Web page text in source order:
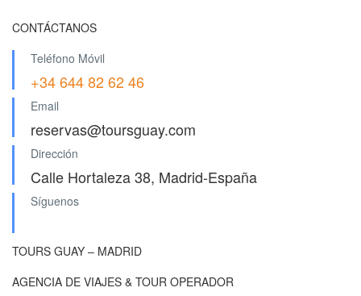
CONTÁCTANOS
Teléfono Móvil
+34 644 82 62 46
Email
reservas@toursguay.com
Dirección
Calle Hortaleza 38, Madrid-España
Síguenos
TOURS GUAY – MADRID
AGENCIA DE VIAJES & TOUR OPERADOR